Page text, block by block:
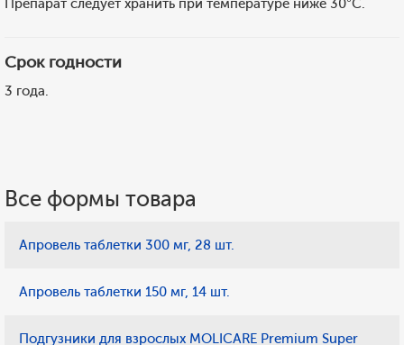
Препарат следует хранить при температуре ниже 30°C.
Срок годности
3 года.
Все формы товара
Апровель таблетки 300 мг, 28 шт.
Апровель таблетки 150 мг, 14 шт.
Подгузники для взрослых MOLICARE Premium Super